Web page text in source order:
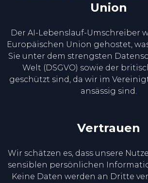
Union
Der AI-Lebenslauf-Umschreiber
Europäischen Union gehostet,
Sie unter dem strengsten
Welt (DSGVO) sowie der
geschützt sind, da wir im
ansässig sind.
Vertrauen
Wir schätzen es, dass unsere
sensiblen persönlichen
Keine Daten werden an Dritte